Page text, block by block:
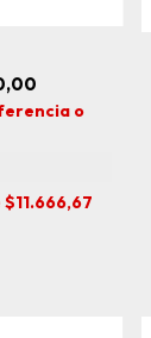
o
$11.666,67